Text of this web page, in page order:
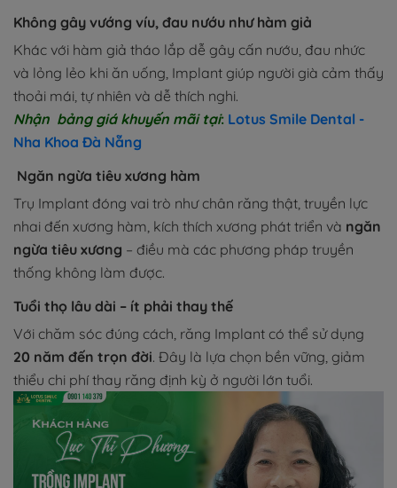
Không gây vướng víu, đau nướu như hàm giả
Khác với hàm giả tháo lắp dễ gây cấn nướu, đau nhức
và lỏng lẻo khi ăn uống, Implant giúp người già cảm thấy
thoải mái, tự nhiên và dễ thích nghi.
Nhận bảng giá khuyến mãi tại: Lotus Smile Dental -
Nha Khoa Đà Nẵng
Ngăn ngừa tiêu xương hàm
Trụ Implant đóng vai trò như chân răng thật, truyền lực
nhai đến xương hàm, kích thích xương phát triển và ngăn
ngừa tiêu xương – điều mà các phương pháp truyền
thống không làm được.
Tuổi thọ lâu dài – ít phải thay thế
Với chăm sóc đúng cách, răng Implant có thể sử dụng
20 năm đến trọn đời. Đây là lựa chọn bền vững, giảm
thiểu chi phí thay răng định kỳ ở người lớn tuổi.